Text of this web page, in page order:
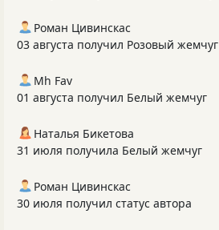
Роман Цивинскас
03 августа получил Розовый жемчуг
Mh Fav
01 августа получил Белый жемчуг
Наталья Бикетова
31 июля получила Белый жемчуг
Роман Цивинскас
30 июля получил статус автора